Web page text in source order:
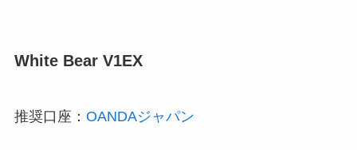
White Bear V1EX
推奨口座： OANDAジャパン